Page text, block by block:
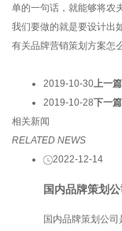
单的一句话，就能够将农
我们要做的就是要设计出
有关品牌营销策划方案怎
2019-10-30上一篇
2019-10-28下一篇
相关新闻
RELATED NEWS
2022-12-14
国内品牌策划
国内品牌策划公